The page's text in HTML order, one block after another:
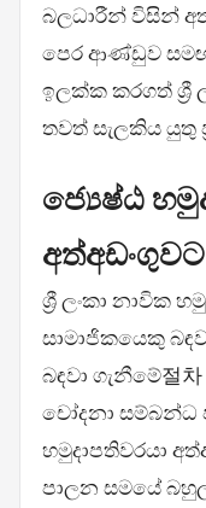
බලධාරීන් විසින්
පෙර ආණ්ඩුව
ඉලක්ක කරගත් ශ්‍රී
තවත් සැලකිය යුතු
ජ්‍යෙෂ්ඨ
අත්අඩංගුවට
ශ්‍රී ලංකා නාවික
සාමාජිකයෙකු
බඳවා ගැනීමේ절
චෝදනා
හමුදාපතිවරයා
පාලන සමයේ